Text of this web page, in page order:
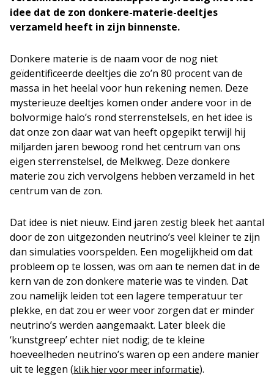
idee dat de zon donkere-materie-deeltjes
verzameld heeft in zijn binnenste.
Donkere materie is de naam voor de nog niet
geïdentificeerde deeltjes die zo’n 80 procent van de
massa in het heelal voor hun rekening nemen. Deze
mysterieuze deeltjes komen onder andere voor in de
bolvormige halo’s rond sterrenstelsels, en het idee is
dat onze zon daar wat van heeft opgepikt terwijl hij
miljarden jaren bewoog rond het centrum van ons
eigen sterrenstelsel, de Melkweg. Deze donkere
materie zou zich vervolgens hebben verzameld in het
centrum van de zon.
Dat idee is niet nieuw. Eind jaren zestig bleek het aantal
door de zon uitgezonden neutrino’s veel kleiner te zijn
dan simulaties voorspelden. Een mogelijkheid om dat
probleem op te lossen, was om aan te nemen dat in de
kern van de zon donkere materie was te vinden. Dat
zou namelijk leiden tot een lagere temperatuur ter
plekke, en dat zou er weer voor zorgen dat er minder
neutrino’s werden aangemaakt. Later bleek die
‘kunstgreep’ echter niet nodig; de te kleine
hoeveelheden neutrino’s waren op een andere manier
uit te leggen (klik hier voor meer informatie).